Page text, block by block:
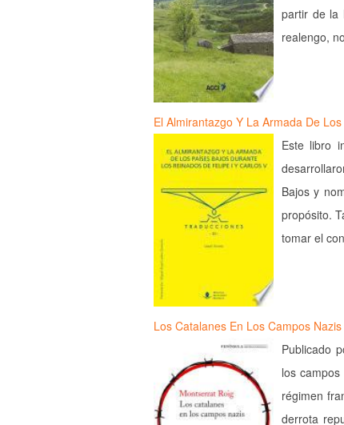
partir de la
realengo,
El Almirantazgo Y La Armada De
Este libro
Bajos y
propósito.
tomar el
Los Catalanes En Los Campos Nazis
Publicado
los
régimen
derrota